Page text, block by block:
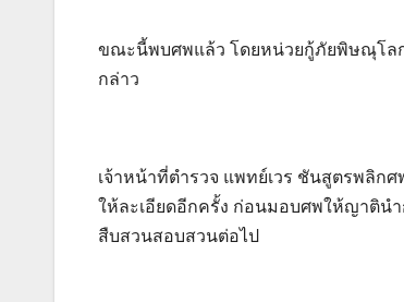
ขณะนี้พบศพแล้ว โดยหน่วยกู้ภัยพิษณุโล
กล่าว
เจ้าหน้าที่ตำรวจ แพทย์เวร ชันสูตรพลิก
ให้ละเอียดอีกครั้ง ก่อนมอบศพให้ญาติน
สืบสวนสอบสวนต่อไป